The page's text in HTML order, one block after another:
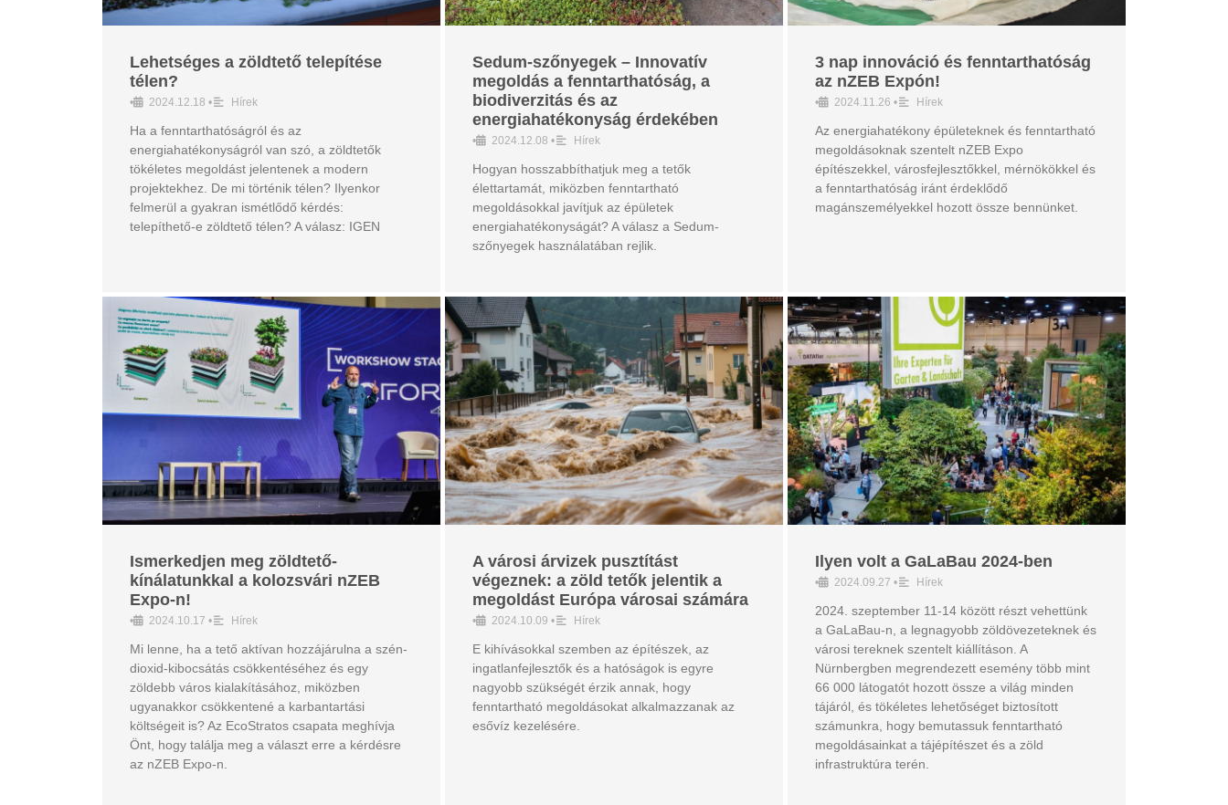
Lehetséges a zöldtető telepítése
télen?
• 2024.12.18 • Hírek
Ha a fenntarthatóságról és az
energiahatékonyságról van szó, a zöldtetők
tökéletes megoldást jelentenek a modern
projektekhez. De mi történik télen? Ilyenkor
felmerül a gyakran ismétlődő kérdés:
telepíthető-e zöldtető télen? A válasz: IGEN
Sedum-szőnyegek – Innovatív
megoldás a fenntarthatóság, a
biodiverzitás és az
energiahatékonyság érdekében
• 2024.12.08 • Hírek
Hogyan hosszabbíthatjuk meg a tetők
élettartamát, miközben fenntartható
megoldásokkal javítjuk az épületek
energiahatékonyságát? A válasz a Sedum-
szőnyegek használatában rejlik.
3 nap innováció és fenntarthatóság
az nZEB Expón!
• 2024.11.26 • Hírek
Az energiahatékony épületeknek és fenntartható
megoldásoknak szentelt nZEB Expo
építészekkel, városfejlesztőkkel, mérnökökkel és
a fenntarthatóság iránt érdeklődő
magánszemélyekkel hozott össze bennünket.
Ismerkedjen meg zöldtető-
kínálatunkkal a kolozsvári nZEB
Expo-n!
• 2024.10.17 • Hírek
Mi lenne, ha a tető aktívan hozzájárulna a szén-
dioxid-kibocsátás csökkentéséhez és egy
zöldebb város kialakításához, miközben
ugyanakkor csökkentené a karbantartási
költségeit is? Az EcoStratos csapata meghívja
Önt, hogy találja meg a választ erre a kérdésre
az nZEB Expo-n.
A városi árvizek pusztítást
végeznek: a zöld tetők jelentik a
megoldást Európa városai számára
• 2024.10.09 • Hírek
E kihívásokkal szemben az építészek, az
ingatlanfejlesztők és a hatóságok is egyre
nagyobb szükségét érzik annak, hogy
fenntartható megoldásokat alkalmazzanak az
esővíz kezelésére.
Ilyen volt a GaLaBau 2024-ben
• 2024.09.27 • Hírek
2024. szeptember 11-14 között részt vehettünk
a GaLaBau-n, a legnagyobb zöldövezeteknek és
városi tereknek szentelt kiállításon. A
Nürnbergben megrendezett esemény több mint
66 000 látogatót hozott össze a világ minden
tájáról, és tökéletes lehetőséget biztosított
számunkra, hogy bemutassuk fenntartható
megoldásainkat a tájépítészet és a zöld
infrastruktúra terén.